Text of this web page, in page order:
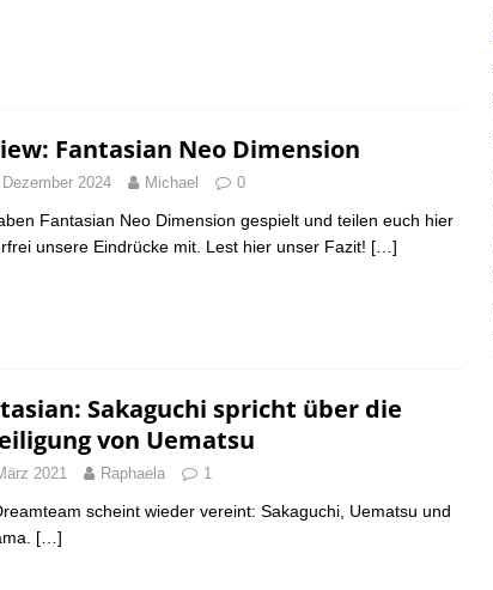
Fantasian Neo Dimension
2024 Michael 0
Fantasian Neo Dimension gespielt und teilen euch hier
unsere Eindrücke mit. Lest hier unser Fazit! […]
Sakaguchi spricht über die
von Uematsu
2021 Raphaela 1
scheint wieder vereint: Sakaguchi, Uematsu und
[…]